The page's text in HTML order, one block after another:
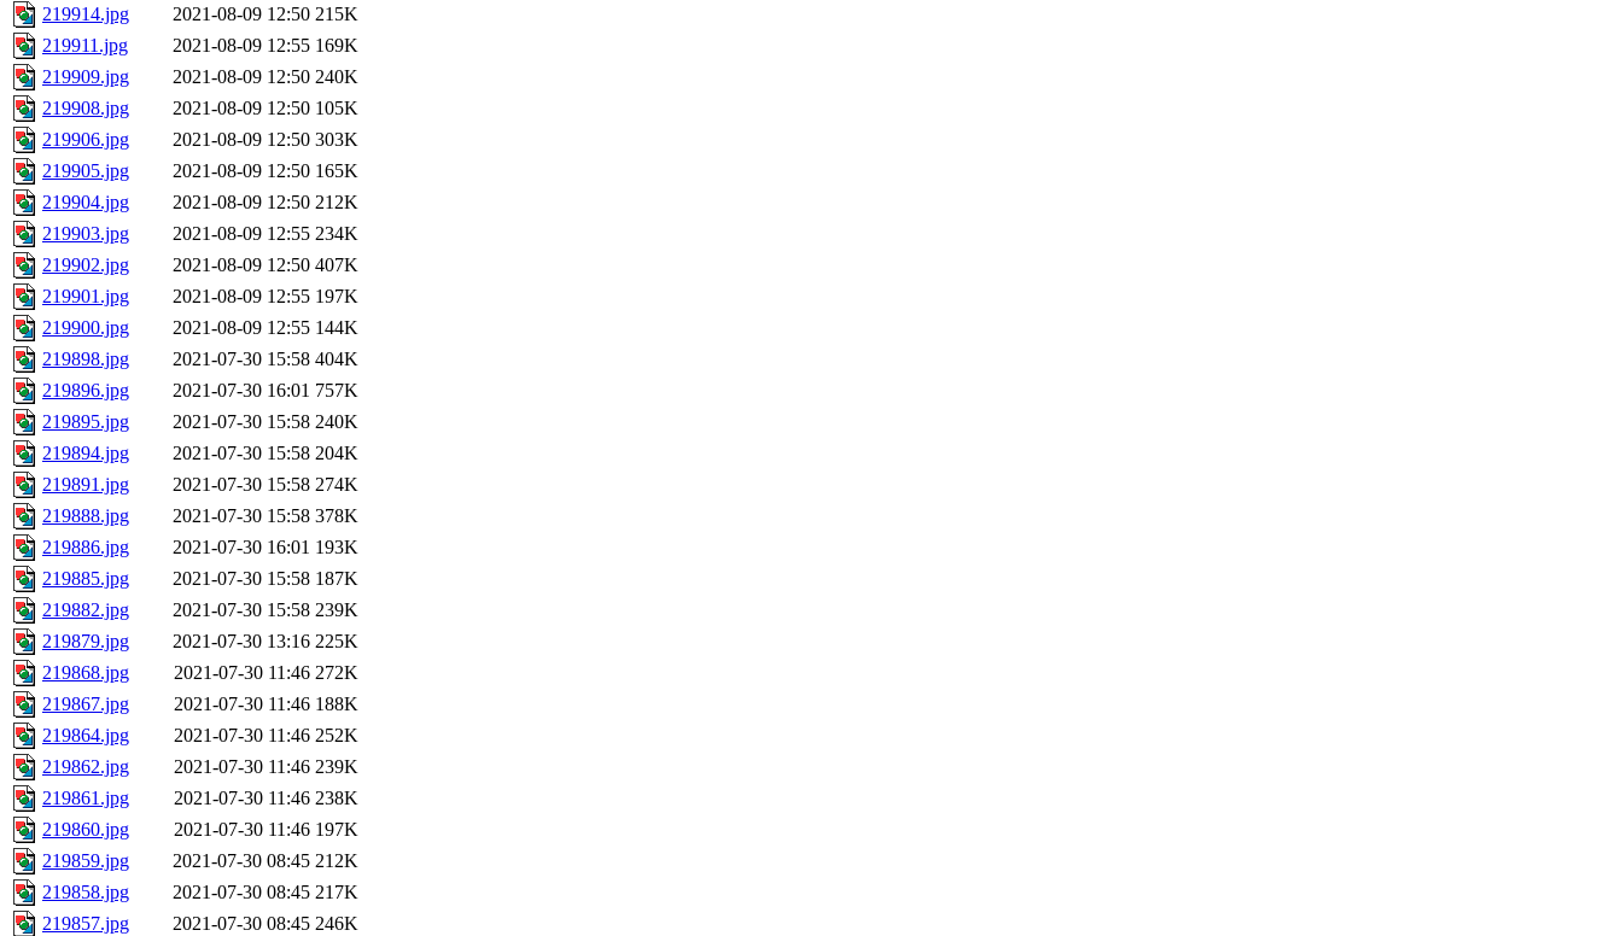
219914.jpg
2021-08-09 12:50 215K
219911.jpg
2021-08-09 12:55 169K
219909.jpg
2021-08-09 12:50 240K
219908.jpg
2021-08-09 12:50 105K
219906.jpg
2021-08-09 12:50 303K
219905.jpg
2021-08-09 12:50 165K
219904.jpg
2021-08-09 12:50 212K
219903.jpg
2021-08-09 12:55 234K
219902.jpg
2021-08-09 12:50 407K
219901.jpg
2021-08-09 12:55 197K
219900.jpg
2021-08-09 12:55 144K
219898.jpg
2021-07-30 15:58 404K
219896.jpg
2021-07-30 16:01 757K
219895.jpg
2021-07-30 15:58 240K
219894.jpg
2021-07-30 15:58 204K
219891.jpg
2021-07-30 15:58 274K
219888.jpg
2021-07-30 15:58 378K
219886.jpg
2021-07-30 16:01 193K
219885.jpg
2021-07-30 15:58 187K
219882.jpg
2021-07-30 15:58 239K
219879.jpg
2021-07-30 13:16 225K
219868.jpg
2021-07-30 11:46 272K
219867.jpg
2021-07-30 11:46 188K
219864.jpg
2021-07-30 11:46 252K
219862.jpg
2021-07-30 11:46 239K
219861.jpg
2021-07-30 11:46 238K
219860.jpg
2021-07-30 11:46 197K
219859.jpg
2021-07-30 08:45 212K
219858.jpg
2021-07-30 08:45 217K
219857.jpg
2021-07-30 08:45 246K